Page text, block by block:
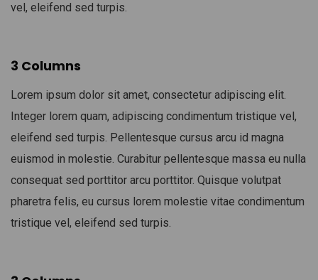
vel, eleifend sed turpis.
3 Columns
Lorem ipsum dolor sit amet, consectetur adipiscing elit.
Integer lorem quam, adipiscing condimentum tristique vel,
eleifend sed turpis. Pellentesque cursus arcu id magna
euismod in molestie. Curabitur pellentesque massa eu nulla
consequat sed porttitor arcu porttitor. Quisque volutpat
pharetra felis, eu cursus lorem molestie vitae condimentum
tristique vel, eleifend sed turpis.